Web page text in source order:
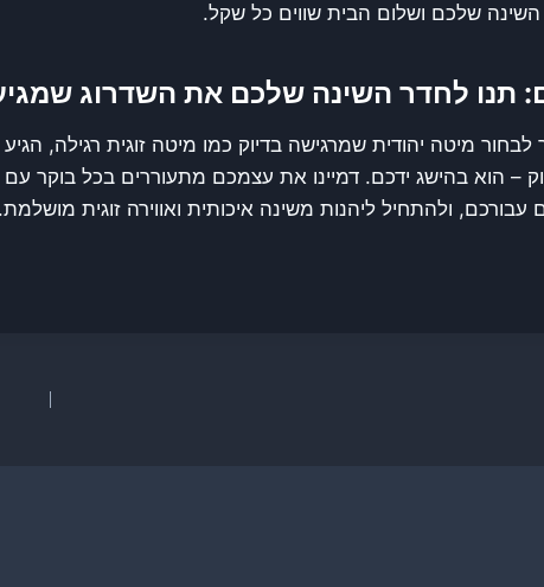
השינה שלכם ושלום הבית שווים כל שקל.
תנו לחדר השינה שלכם את השדרוג
לבחור מיטה יהודית שמרגישה בדיוק כמו מיטה זוגית רגילה,
– הוא בהישג ידכם. דמיינו את עצמכם מתעוררים בכל בוקר
ולהתחיל ליהנות משינה איכותית ואווירה זוגית מושלמת.